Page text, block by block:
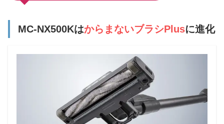
MC-NX500KはからまないブラシPlusに進化